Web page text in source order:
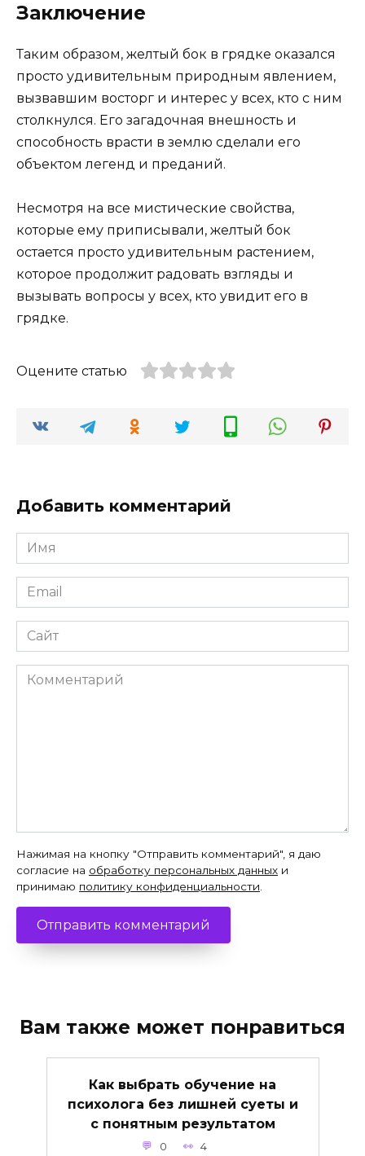
Заключение
Таким образом, желтый бок в грядке оказался
просто удивительным природным явлением,
вызвавшим восторг и интерес у всех, кто с ним
столкнулся. Его загадочная внешность и
способность врасти в землю сделали его
объектом легенд и преданий.
Несмотря на все мистические свойства,
которые ему приписывали, желтый бок
остается просто удивительным растением,
которое продолжит радовать взгляды и
вызывать вопросы у всех, кто увидит его в
грядке.
Оцените статью
Добавить комментарий
Имя
*
Email
*
Сайт
Комментарий
Нажимая на кнопку "Отправить комментарий", я даю
согласие на обработку персональных данных и
принимаю политику конфиденциальности.
Вам также может понравиться
Как выбрать обучение на
психолога без лишней суеты и
с понятным результатом
0 4